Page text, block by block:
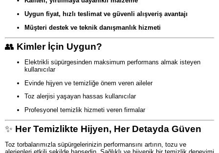
Uygun fiyat, hızlı teslimat ve güvenli alışveriş avantajı
Müşteri destek ve teknik danışmanlık hizmeti
👥 Kimler İçin Uygun?
Elektrikli süpürgesinden maksimum performans almak isteyen
kullanıcılar
Evinde hijyen ve temizliğe önem veren aileler
Toz alerjisi yaşayan hassas kullanıcılar
Profesyonel temizlik hizmeti veren firmalar
✨ Her Temizlikte Hijyen, Her Detayda Güven
Toz torbalarımızla süpürgelerinizin performansını artırın, tozu ve